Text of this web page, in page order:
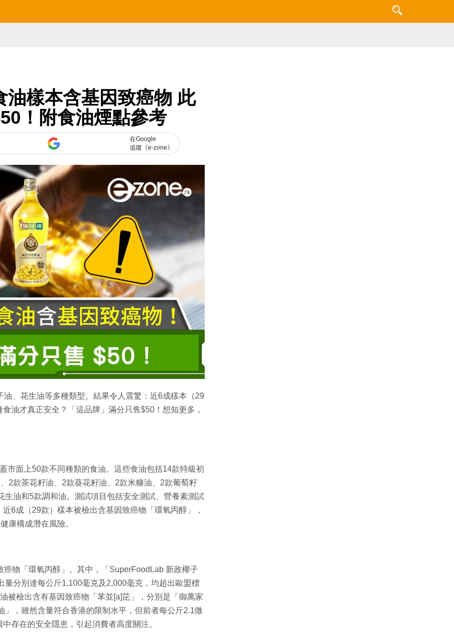
油樣本含基因致癌物 此
！附食油煙點參考
在Google
追蹤《e-zone》
、花生油等多種類型。結果令人震驚：近6成樣本（29
油才真正安全？「這品牌」滿分只售$50！想知更多，
市面上50款不同種類的食油。這些食油包括14款特級初
2款茶花籽油、2款葵花籽油、2款米糠油、2款葡萄籽
油和5款調和油。測試項目包括安全測試、營養素測試
6成（29款）樣本被檢出含基因致癌物「環氧丙醇」，
康構成潛在風險。
物「環氧丙醇」。其中，「SuperFoodLab 新政椰子
分別達每公斤1,100毫克及2,000毫克，均超出歐盟標
被檢出含有基因致癌物「苯並[a]芘」，分別是「御萬家
，雖然含量符合香港的限制水平，但前者每公斤2.1微
存在的安全隱患，引起消費者高度關注。